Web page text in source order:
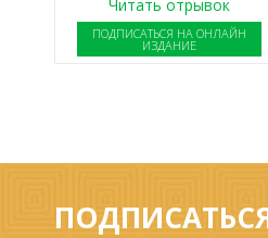
Читать отрывок
ПОДПИСАТЬСЯ НА ОНЛАЙН
ИЗДАНИЕ